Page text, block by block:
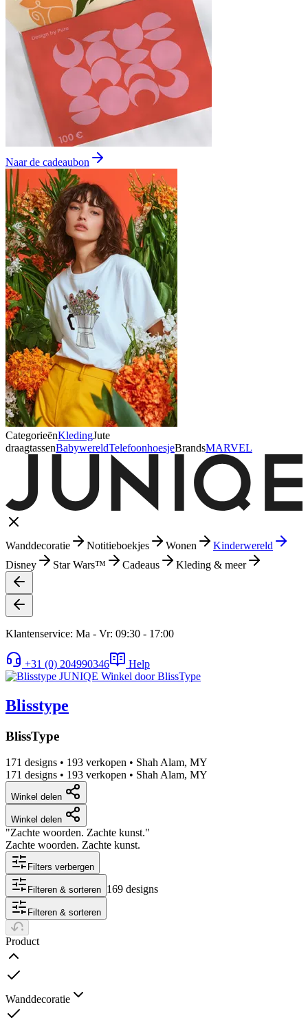
Naar de cadeaubon
CategorieënKledingJute
draagtassenBabywereldTelefoonhoesjeBrandsMARVEL
Wanddecoratie Notitieboekjes Wonen
Kinderwereld
Disney
Star Wars™ Cadeaus Kleding & meer
Klantenservice: Ma - Vr: 09:30 - 17:00
+31 (0) 204990346 Help
Blisstype
BlissType
171 designs • 193 verkopen • Shah Alam, MY
171 designs • 193 verkopen • Shah Alam, MY
Winkel delen
Winkel delen
"Zachte woorden. Zachte kunst."
Zachte woorden. Zachte kunst.
Filters verbergen
Filteren & sorteren 169 designs
Filteren & sorteren
Product
Wanddecoratie